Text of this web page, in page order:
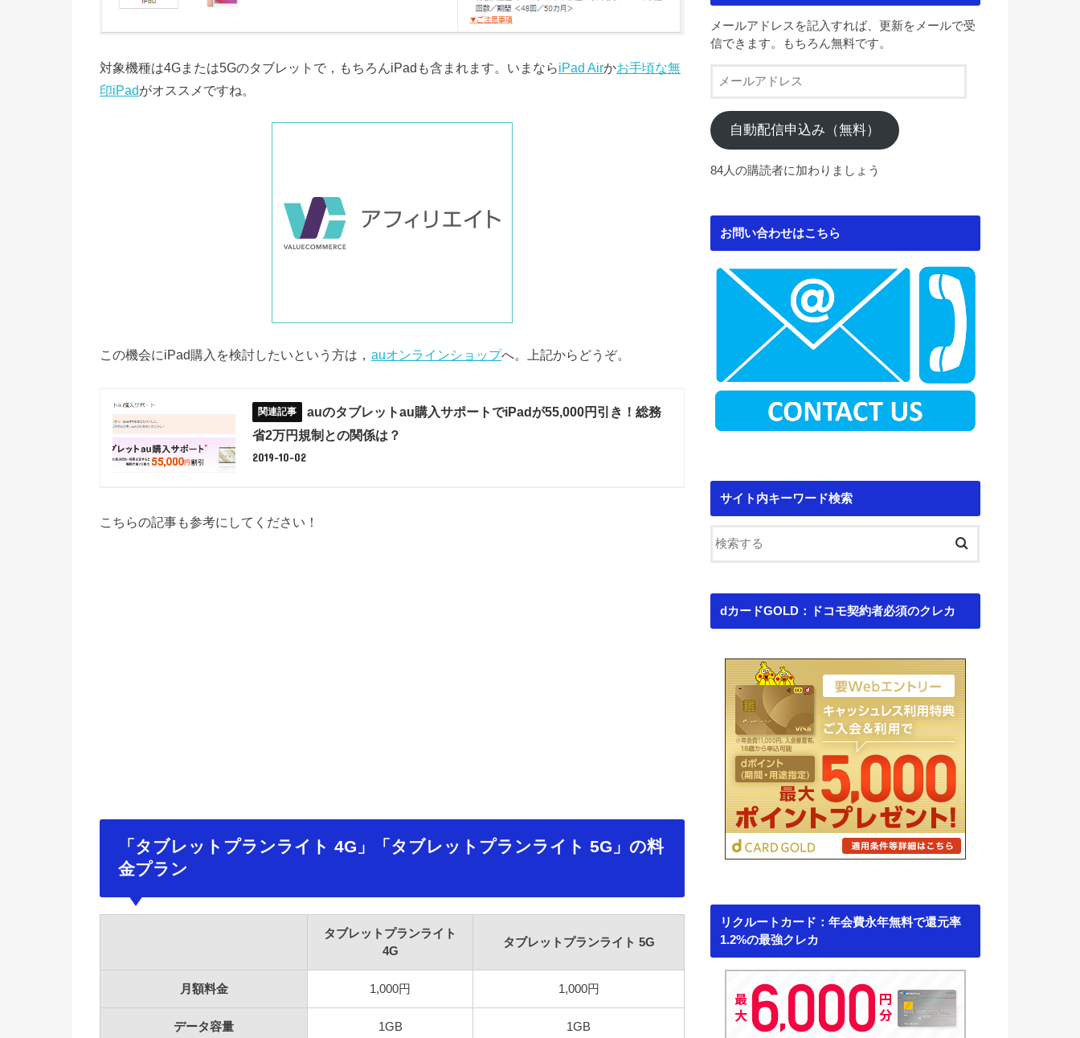
対象機種は4Gまたは5Gのタブレットで，もちろんiPadも含まれます。いまならiPad Airかお手頃な無
印iPadがオススメですね。
この機会にiPad購入を検討したいという方は， auオンラインショップへ。上記からどうぞ。
auのタブレットau購入サポートでiPadが55,000円引き！総務
省2万円規制との関係は？
2019-10-02
こちらの記事も参考にしてください！
「タブレットプランライト 4G」「タブレットプランライト 5G」の料
金プラン
タブレットプランライト
4G
タブレットプランライト 5G
月額料金 1,000円 1,000円
データ容量 1GB 1GB
メールアドレスを記入すれば、更新をメールで受
信できます。もちろん無料です。
ー
ア
ド
ス
自動配信申込み（無料）
84人の購読者に加わりましょう
お問い合わせはこちら
サイト内キーワード検索
dカードGOLD：ドコモ契約者必須のクレカ
リクルートカード：年会費永年無料で還元率
1.2%の最強クレカ